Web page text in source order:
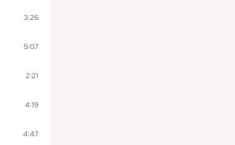
3:26
5:07
2:21
4:19
4:47